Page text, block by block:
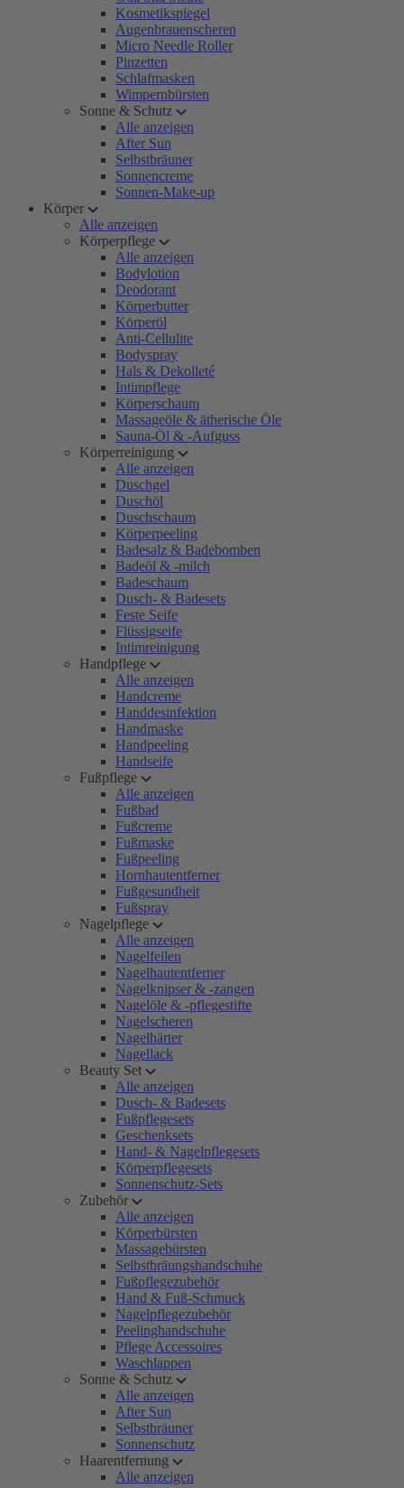
Kosmetikspiegel
Augenbrauenscheren
Micro Needle Roller
Pinzetten
Schlafmasken
Wimpernbürsten
Sonne & Schutz
Alle anzeigen
After Sun
Selbstbräuner
Sonnencreme
Sonnen-Make-up
Körper
Alle anzeigen
Körperpflege
Alle anzeigen
Bodylotion
Deodorant
Körperbutter
Körperöl
Anti-Cellulite
Bodyspray
Hals & Dekolleté
Intimpflege
Körperschaum
Massageöle & ätherische Öle
Sauna-Öl & -Aufguss
Körperreinigung
Alle anzeigen
Duschgel
Duschöl
Duschschaum
Körperpeeling
Badesalz & Badebomben
Badeöl & -milch
Badeschaum
Dusch- & Badesets
Feste Seife
Flüssigseife
Intimreinigung
Handpflege
Alle anzeigen
Handcreme
Handdesinfektion
Handmaske
Handpeeling
Handseife
Fußpflege
Alle anzeigen
Fußbad
Fußcreme
Fußmaske
Fußpeeling
Hornhautentferner
Fußgesundheit
Fußspray
Nagelpflege
Alle anzeigen
Nagelfeilen
Nagelhautentferner
Nagelknipser & -zangen
Nagelöle & -pflegestifte
Nagelscheren
Nagelhärter
Nagellack
Beauty Set
Alle anzeigen
Dusch- & Badesets
Fußpflegesets
Geschenksets
Hand- & Nagelpflegesets
Körperpflegesets
Sonnenschutz-Sets
Zubehör
Alle anzeigen
Körperbürsten
Massagebürsten
Selbstbräungshandschuhe
Fußpflegezubehör
Hand & Fuß-Schmuck
Nagelpflegezubehör
Peelinghandschuhe
Pflege Accessoires
Waschlappen
Sonne & Schutz
Alle anzeigen
After Sun
Selbstbräuner
Sonnenschutz
Haarentfernung
Alle anzeigen